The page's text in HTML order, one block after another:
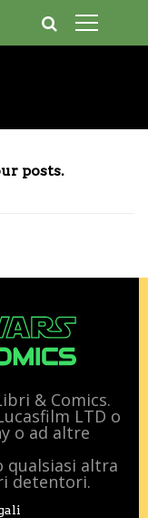
posts.
& Comics.
LTD o
o ad altre
qualsiasi altra
detentori.